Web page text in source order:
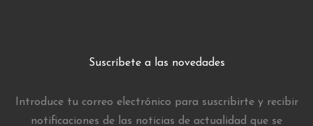
Suscríbete a las novedades
Introduce tu correo electrónico para suscribirte y recibir
notificaciones de las noticias de actualidad que se